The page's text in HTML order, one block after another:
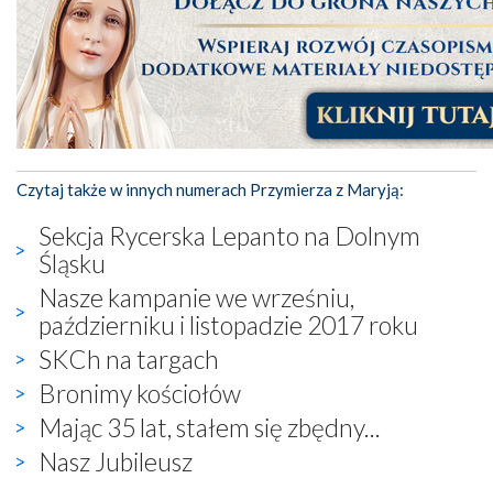
Czytaj także w innych numerach Przymierza z Maryją:
Sekcja Rycerska Lepanto na Dolnym
Śląsku
Nasze kampanie we wrześniu,
październiku i listopadzie 2017 roku
SKCh na targach
Bronimy kościołów
Mając 35 lat, stałem się zbędny...
Nasz Jubileusz